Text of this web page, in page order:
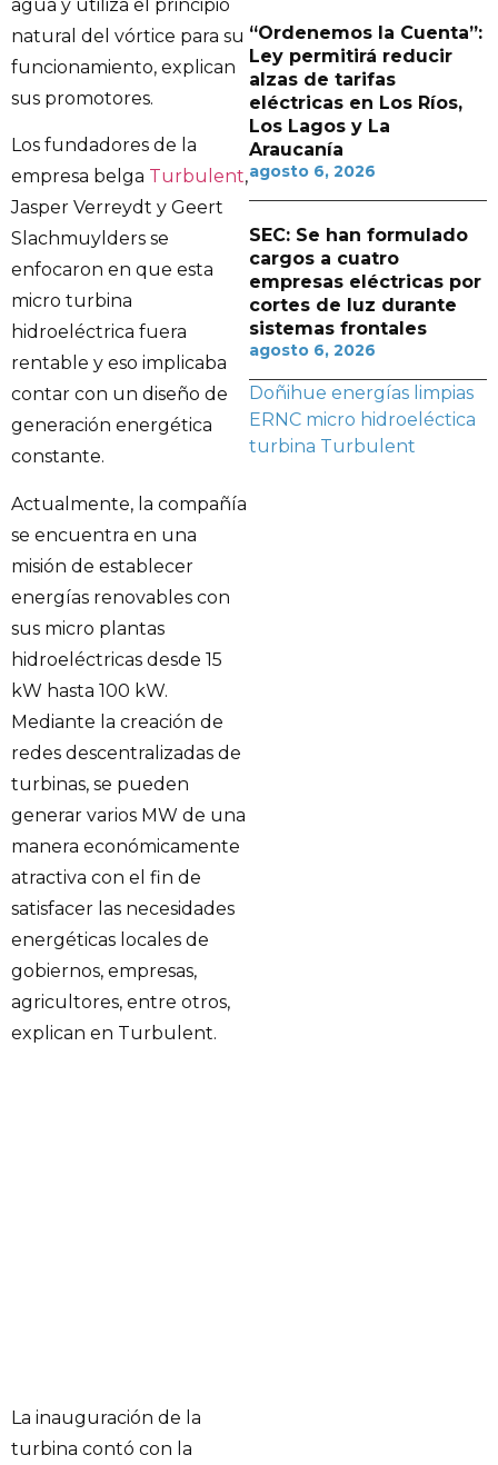
agua y utiliza el principio
natural del vórtice para su
funcionamiento, explican
sus promotores.
Los fundadores de la
empresa belga Turbulent,
Jasper Verreydt y Geert
Slachmuylders se
enfocaron en que esta
micro turbina
hidroeléctrica fuera
rentable y eso implicaba
contar con un diseño de
generación energética
constante.
Actualmente, la compañía
se encuentra en una
misión de establecer
energías renovables con
sus micro plantas
hidroeléctricas desde 15
kW hasta 100 kW.
Mediante la creación de
redes descentralizadas de
turbinas, se pueden
generar varios MW de una
manera económicamente
atractiva con el fin de
satisfacer las necesidades
energéticas locales de
gobiernos, empresas,
agricultores, entre otros,
explican en Turbulent.
La inauguración de la
turbina contó con la
“Ordenemos la Cuenta”:
Ley permitirá reducir
alzas de tarifas
eléctricas en Los Ríos,
Los Lagos y La
Araucanía
agosto 6, 2026
SEC: Se han formulado
cargos a cuatro
empresas eléctricas por
cortes de luz durante
sistemas frontales
agosto 6, 2026
Doñihue energías limpias
ERNC micro hidroeléctica
turbina Turbulent